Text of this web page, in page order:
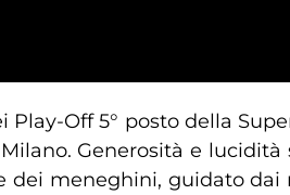
Off 5° posto della
Generosità e
meneghini, guidato dai